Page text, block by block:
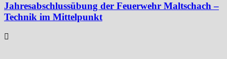
Jahresabschlussübung der Feuerwehr Maltschach –
Technik im Mittelpunkt